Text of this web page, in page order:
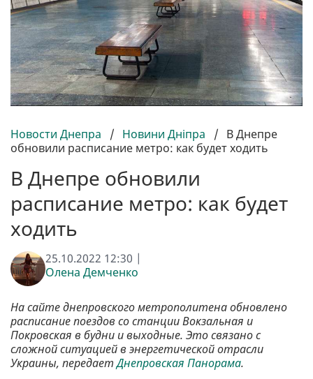
Новости Днепра / Новини Дніпра / В Днепре
обновили расписание метро: как будет ходить
В Днепре обновили
расписание метро: как будет
ходить
25.10.2022 12:30 |
Олена Демченко
На сайте днепровского метрополитена обновлено
расписание поездов со станции Вокзальная и
Покровская в будни и выходные. Это связано с
сложной ситуацией в энергетической отрасли
Украины, передаетДнепровская Панорама.